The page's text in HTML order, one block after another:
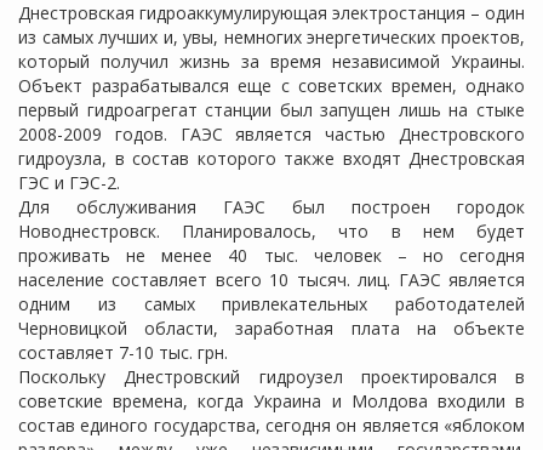
Днестровская гидроаккумулирующая электростанция – один
из самых лучших и, увы, немногих энергетических проектов,
который получил жизнь за время независимой Украины.
Объект разрабатывался еще с советских времен, однако
первый гидроагрегат станции был запущен лишь на стыке
2008-2009 годов. ГАЭС является частью Днестровского
гидроузла, в состав которого также входят Днестровская
ГЭС и ГЭС-2.
Для обслуживания ГАЭС был построен городок
Новоднестровск. Планировалось, что в нем будет
проживать не менее 40 тыс. человек – но сегодня
население составляет всего 10 тысяч. лиц. ГАЭС является
одним из самых привлекательных работодателей
Черновицкой области, заработная плата на объекте
составляет 7-10 тыс. грн.
Поскольку Днестровский гидроузел проектировался в
советские времена, когда Украина и Молдова входили в
состав единого государства, сегодня он является «яблоком